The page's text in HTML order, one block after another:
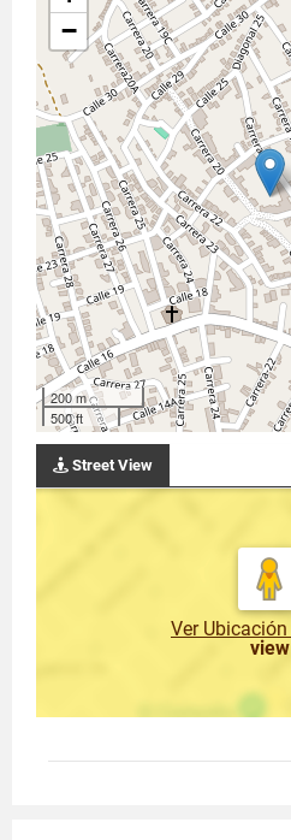
−
200 m
500 ft
Street View
Ver Ubicación
view